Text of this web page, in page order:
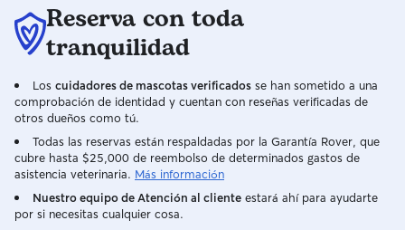
Reserva con toda
tranquilidad
Los cuidadores de mascotas verificados se han sometido a una
comprobación de identidad y cuentan con reseñas verificadas de
otros dueños como tú.
Todas las reservas están respaldadas por la Garantía Rover, que
cubre hasta $25,000 de reembolso de determinados gastos de
asistencia veterinaria. Más información
Nuestro equipo de Atención al cliente estará ahí para ayudarte
por si necesitas cualquier cosa.